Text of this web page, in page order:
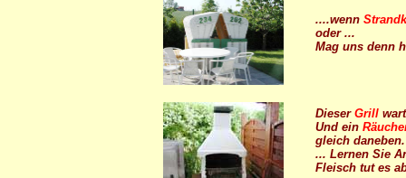
....wenn
oder ...
Mag uns denn
Dieser Grill
Und ein
gleich daneben.
... Lernen Sie
Fleisch tut es